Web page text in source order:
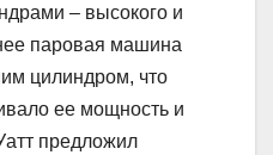
– высокого и
паровая машина
цилиндром, что
ее мощность и
предложил